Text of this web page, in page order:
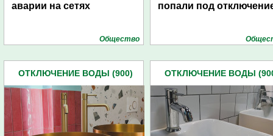
аварии на сетях
Общество
попали под
ОТКЛЮЧЕНИЕ ВОДЫ (900) ОТКЛЮЧЕНИЕ ВОДЫ